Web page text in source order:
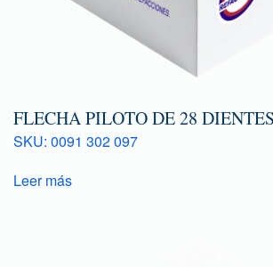
FLECHA PILOTO DE 28
SKU: 0091 302 097
Leer más